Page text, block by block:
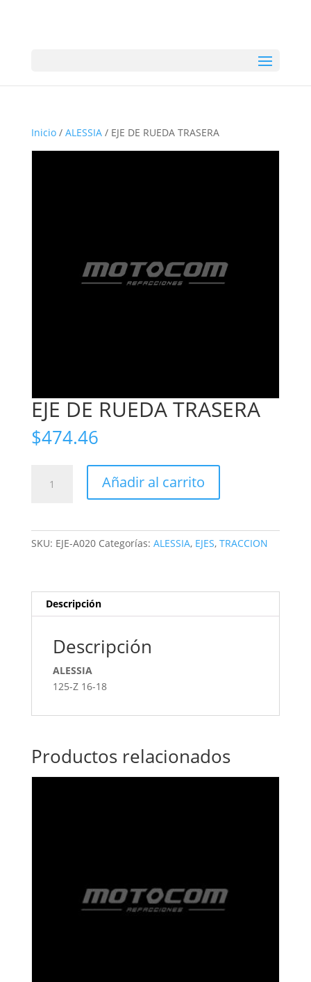
Inicio/ ALESSIA/ EJE DE RUEDA TRASERA
EJE DE RUEDA TRASERA
$474.46
Añadir al carrito
SKU: EJE-A020 Categorías: ALESSIA, EJES, TRACCION
Descripción
Descripción
ALESSIA
125-Z 16-18
Productos relacionados